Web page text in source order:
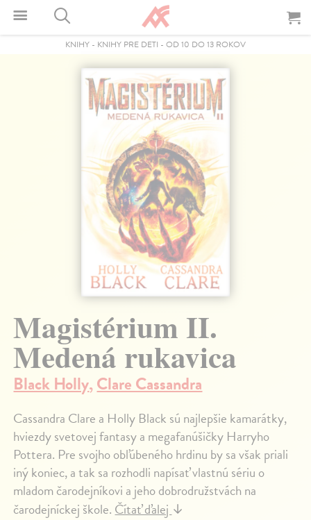
KNIHY - KNIHY PRE DETI - OD 10 DO 13 ROKOV
Magistérium II.
Medená rukavica
Black Holly,Clare Cassandra
Cassandra Clare a Holly Black sú najlepšie kamarátky,
hviezdy svetovej fantasy a megafanúšičky Harryho
Pottera. Pre svojho obľúbeného hrdinu by sa však priali
iný koniec, a tak sa rozhodli napísať vlastnú sériu o
mladom čarodejníkovi a jeho dobrodružstvách na
čarodejníckej škole. Čítať ďalej ↓